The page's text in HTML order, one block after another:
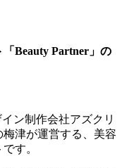
Beauty Partner」の
イン制作会社アズクリ
津が運営する、美容
す。